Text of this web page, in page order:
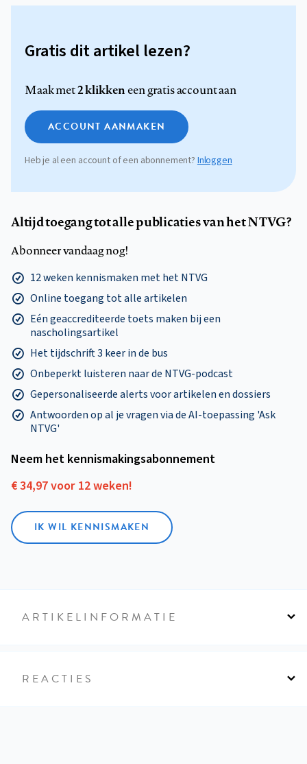
Gratis dit artikel lezen?
Maak met2 klikkeneen gratis account aan
ACCOUNT AANMAKEN
Heb je al een account of een abonnement? Inloggen
Altijd toegang tot alle publicaties van het NTVG?
Abonneer vandaag nog!
12 weken kennismaken met het NTVG
Online toegang tot alle artikelen
Eén geaccrediteerde toets maken bij een
nascholingsartikel
Het tijdschrift 3 keer in de bus
Onbeperkt luisteren naar de NTVG-podcast
Gepersonaliseerde alerts voor artikelen en dossiers
Antwoorden op al je vragen via de AI-toepassing 'Ask
NTVG'
Neem het kennismakings­abonnement
€ 34,97 voor 12 weken!
IK WIL KENNISMAKEN
ARTIKELINFORMATIE
REACTIES